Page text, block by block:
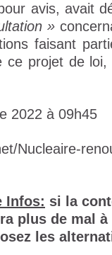
avis, avait
»
faisant
projet de loi,
2022 à 09h45
Nucleaire-
Infos: si la
plus de mal
les